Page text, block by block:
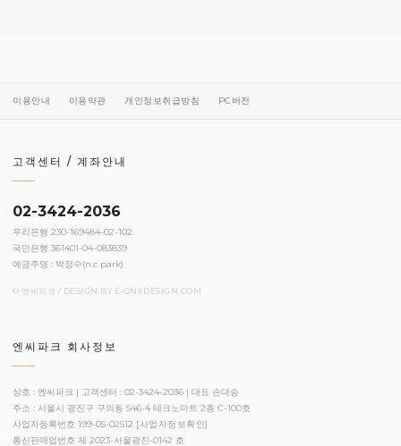
이용안내 이용약관 개인정보취급방침 PC버전
고객센터 / 계좌안내
02-3424-2036
우리은행 230-169484-02-102
국민은행 361401-04-083839
예금주명 : 박정수(n.c park)
© 엔씨파크 / DESIGN BY E-ONEDESIGN.COM
엔씨파크 회사정보
상호 : 엔씨파크 | 고객센터 : 02-3424-2036 | 대표 손대승
주소 : 서울시 광진구 구의동 546-4 테크노마트 2층 C-100호
사업자등록번호 199-05-02512 [사업자정보확인]
통신판매업번호 제 2023-서울광진-0142 호